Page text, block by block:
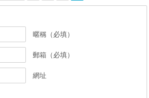
暱稱（必填）
郵箱（必填）
網址